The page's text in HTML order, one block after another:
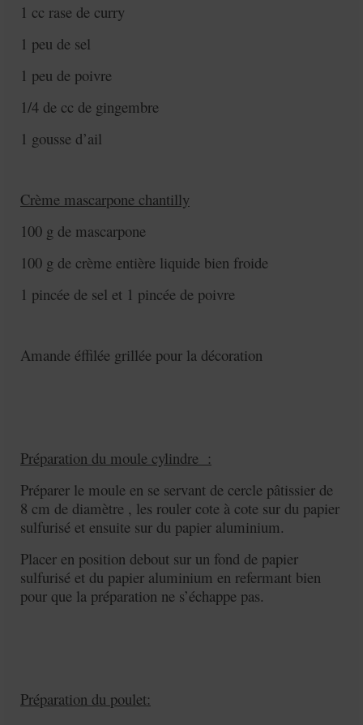
1 cc rase de curry
1 peu de sel
1 peu de poivre
1/4 de cc de gingembre
1 gousse d’ail
Crème mascarpone chantilly
100 g de mascarpone
100 g de crème entière liquide bien froide
1 pincée de sel et 1 pincée de poivre
Amande éffilée grillée pour la décoration
Préparation du moule cylindre :
Préparer le moule en se servant de cercle pâtissier de
8 cm de diamètre , les rouler cote à cote sur du papier
sulfurisé et ensuite sur du papier aluminium.
Placer en position debout sur un fond de papier
sulfurisé et du papier aluminium en refermant bien
pour que la préparation ne s’échappe pas.
Préparation du poulet: